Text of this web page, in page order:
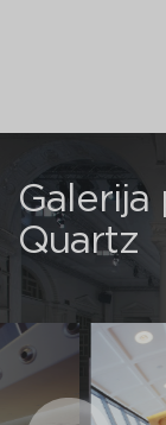
Quartz